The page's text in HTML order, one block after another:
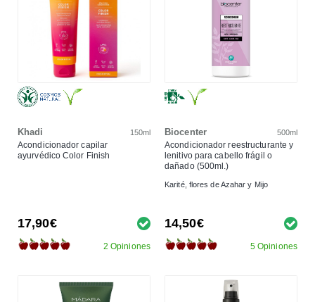
Khadi 150ml
Acondicionador capilar
ayurvédico Color Finish
17,90€
2 Opiniones
Biocenter 500ml
Acondicionador reestructurante y
lenitivo para cabello frágil o
dañado (500ml.)
Karité, flores de Azahar y Mijo
14,50€
5 Opiniones